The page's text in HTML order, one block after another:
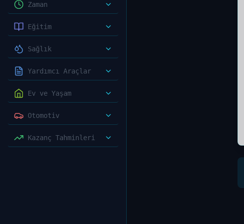
Zaman
Eğitim
Sağlık
Yardımcı Araçlar
Ev ve Yaşam
Otomotiv
Kazanç Tahminleri